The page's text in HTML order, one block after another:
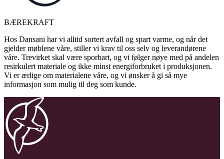
BÆREKRAFT
Hos Dansani har vi alltid sortert avfall og spart varme, og når det
gjelder møblene våre, stiller vi krav til oss selv og leverandørene
våre. Trevirket skal være sporbart, og vi følger nøye med på andelen
resirkulert materiale og ikke minst energiforbruket i produksjonen.
Vi er ærlige om materialene våre, og vi ønsker å gi så mye
informasjon som mulig til deg som kunde.